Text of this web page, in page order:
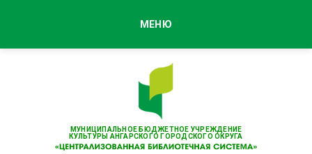
МУНИЦИПАЛЬНОЕ БЮДЖЕТНОЕ УЧРЕЖДЕНИЕ
КУЛЬТУРЫ АНГАРСКОГО ГОРОДСКОГО ОКРУГА
МЕНЮ